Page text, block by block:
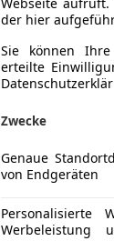
Webseite
der hier
Sie können
erteilte
Zwecke
Genaue
von Endgeräten
Personalisierte
Werbeleistung